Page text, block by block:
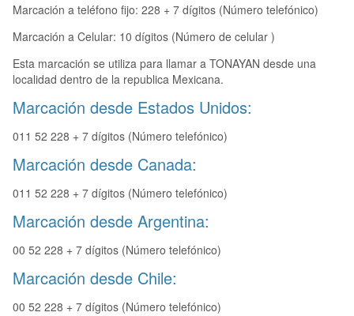
Marcación a teléfono fijo: 228 + 7 dígitos (Número telefónico)
Marcación a Celular: 10 dígitos (Número de celular )
Esta marcación se utiliza para llamar a TONAYAN desde una
localidad dentro de la republica Mexicana.
Marcación desde Estados Unidos:
011 52 228 + 7 dígitos (Número telefónico)
Marcación desde Canada:
011 52 228 + 7 dígitos (Número telefónico)
Marcación desde Argentina:
00 52 228 + 7 dígitos (Número telefónico)
Marcación desde Chile:
00 52 228 + 7 dígitos (Número telefónico)